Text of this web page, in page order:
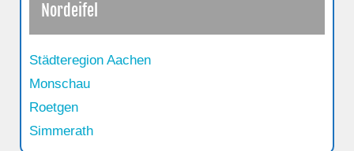
Nordeifel
Städteregion Aachen
Monschau
Roetgen
Simmerath